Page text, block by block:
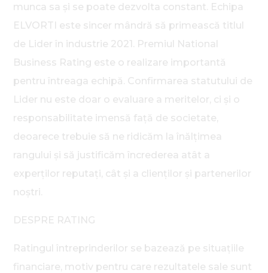
munca sa și se poate dezvolta constant. Echipa
ELVORTI este sincer mândră să primească titlul
de Lider în industrie 2021. Premiul National
Business Rating este o realizare importantă
pentru întreaga echipă. Confirmarea statutului de
Lider nu este doar o evaluare a meritelor, ci și o
responsabilitate imensă față de societate,
deoarece trebuie să ne ridicăm la înălțimea
rangului și să justificăm încrederea atât a
experților reputați, cât și a clienților și partenerilor
noștri.
DESPRE RATING
Ratingul întreprinderilor se bazează pe situațiile
financiare, motiv pentru care rezultatele sale sunt